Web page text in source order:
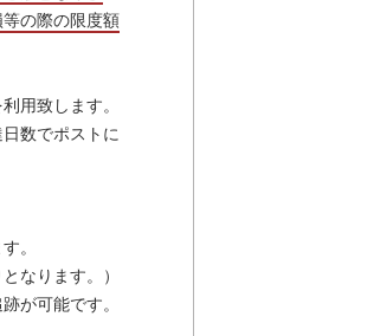
の際の限度額
用致します。
日数でポストに
。
なります。）
が可能です。